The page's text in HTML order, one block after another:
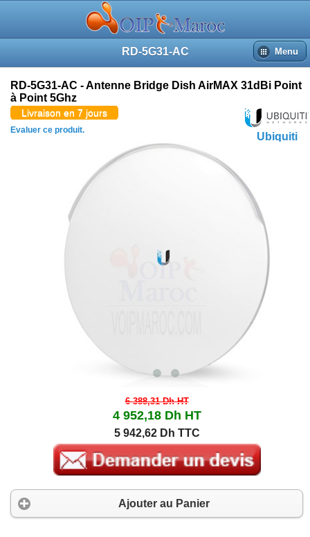
RD-5G31-AC Menu
Ubiquiti
RD-5G31-AC - Antenne Bridge Dish AirMAX 31dBi Point
à Point 5Ghz
Livraison en 7 jours
Evaluer ce produit.
6 388,31 DhHT
4 952,18 Dh HT
5 942,62 Dh TTC
Ajouter au Panier